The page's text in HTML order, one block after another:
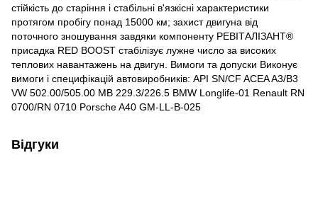
стійкість до старіння і стабільні в'язкісні характеристики
протягом пробігу понад 15000 км; захист двигуна від
поточного зношування завдяки компоненту РЕВІТАЛІЗАНТ®
присадка RED BOOST стабілізує лужне число за високих
теплових навантажень на двигун. Вимоги та допуски Виконує
вимоги і специфікацій автовиробників: API SN/CF ACEA A3/B3
VW 502.00/505.00 MB 229.3/226.5 BMW Longlife-01 Renault RN
0700/RN 0710 Porsche A40 GM-LL-B-025
Відгуки